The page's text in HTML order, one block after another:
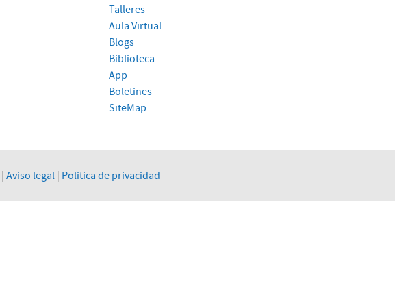
Talleres
Aula Virtual
Blogs
Biblioteca
App
Boletines
SiteMap
Aviso legal| Politica de privacidad